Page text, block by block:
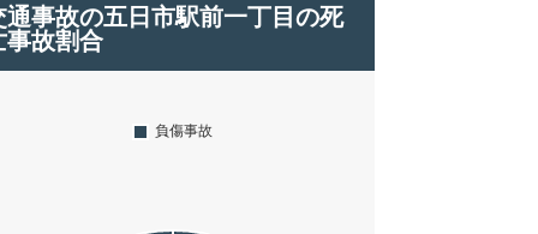
通事故の五日市駅前一丁目の死
事故割合